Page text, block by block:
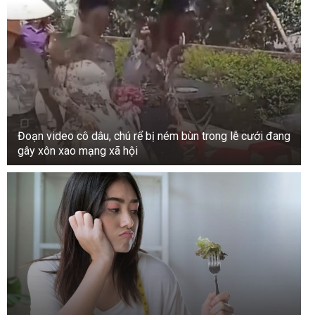
lưu diễn quảng bá cùng thương hiệu ở nhiều nơi.
Album tiếp theo của Hồ Ngọc Hà, Tìm lại giấc
mơ, được phát hành vào năm 2010, và nhiều dự
án nhỏ hơn cũng được phát hành vào năm 2011.
Cuối năm 2011, cô phát hành album thứ sáu,
Invincible, với đĩa đơn cùng tên.
Đoạn video cô dâu, chú rể bị ném bùn trong lễ cưới đang
gây xôn xao mạng xã hội